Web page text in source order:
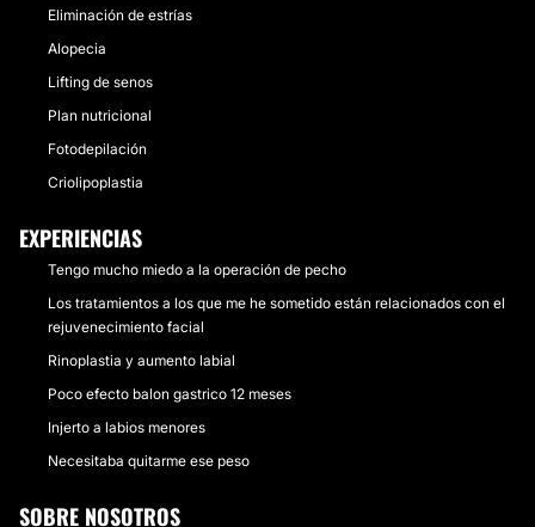
Eliminación de estrías
Alopecia
Lifting de senos
Plan nutricional
Fotodepilación
Criolipoplastia
EXPERIENCIAS
Tengo mucho miedo a la operación de pecho
Los tratamientos a los que me he sometido están relacionados con el
rejuvenecimiento facial
Rinoplastia y aumento labial
Poco efecto balon gastrico 12 meses
Injerto a labios menores
Necesitaba quitarme ese peso
SOBRE NOSOTROS